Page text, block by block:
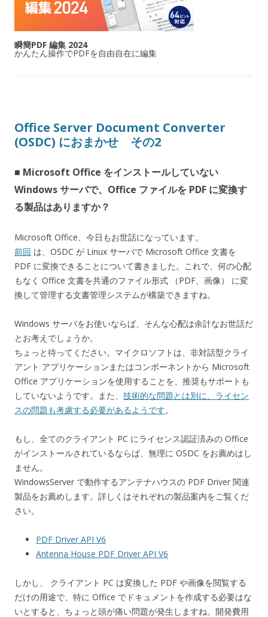
瞬簡PDF 編集 2024
かんたん操作でPDFを自由自在に編集
Office Server Document Converter
(OSDC) におまかせ その2
■ Microsoft Office をインストールしていない
Windows サーバで、Office ファイルを PDF に変換す
る製品はありますか？
Microsoft Office、今日もお世話になっています。
前回 は、OSDC が Linux サーバで Microsoft Office 文書を
PDF に変換できることについて書きました。これで、何の心配
もなく Office 文書を共通のファイル形式 （PDF、画像） に変
換して管理する文書管理システムが構築できますね。
Windows サーバをお使いならば、そんな心配は余計なお世話だ
とお考えでしょうか。
ちょっと待ってください。マイクロソフトは、非対話型クライ
アント アプリケーションまたはコンポーネントから Microsoft
Office アプリケーションを使用することを、推奨もサポートも
していないようです。また、 技術的な問題とは別に、ライセン
スの問題も考慮する必要があるようです。
もし、全てのクライアント PC にライセンス認証済みの Office
がインストールされているならば、無理に OSDC をお薦めはし
ません。
WindowsServer で動作するアンテナハウスの PDF Driver 関連
製品をお薦めします。詳しくはそれぞれの製品案内をご覧くだ
さい。
PDF Driver API V6
Antenna House PDF Driver API V6
しかし、 クライアント PC は変換した PDF や画像を閲覧する
だけの用途で、特に Office でドキュメントを作成する必要はな
いとすると、ちょっと頭が痛い問題が発生しますね。開発費用